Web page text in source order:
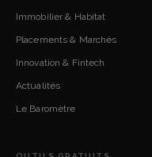
Immobilier & Habitat
Placements & Marchés
Innovation & Fintech
Actualités
Le Baromètre